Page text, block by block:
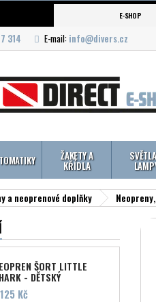
E-SHOP
314 E-mail: info@divers.cz
ŽAKETY A
KŘÍDLA
a neoprenové doplňky
ŠORT LITTLE
- DĚTSKÝ
Kč